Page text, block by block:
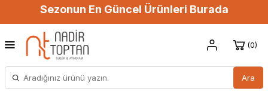
Sezonun En Güncel Ürünleri Burada
Ara
0